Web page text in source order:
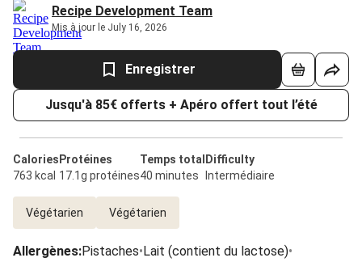
Recipe Development Team
Mis à jour le July 16, 2026
Enregistrer
Jusqu'à 85€ offerts + Apéro offert tout l’été
Calories
763 kcal
Protéines
17.1g protéines
Temps total
40 minutes
Difficulty
Intermédiaire
Végétarien Végétarien
Allergènes:Pistaches•Lait (contient du lactose)•